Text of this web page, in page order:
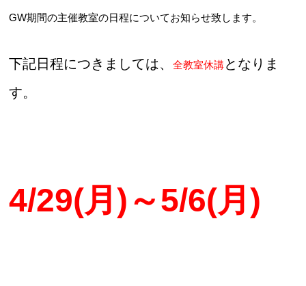
吹田市スポーツ施設予約システム(OPAS)
GW期間の主催教室の日程についてお知らせ致します。
下記日程につきましては、全教室休講となりま
す。
4/29(月)～5/6(月)